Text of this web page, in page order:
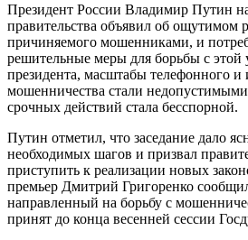
Президент России Владимир Путин
правительства объявил об ощутимом
причиняемого мошенниками, и
решительные меры для борьбы с этой
президента, масштабы телефонного и
мошенничества стали
срочных действий стала бесспорной.
Путин отметил, что заседание дало
необходимых шагов и призвал
приступить к реализации новых
премьер Дмитрий Григоренко
направленный на борьбу с
принят до конца весенней сессии